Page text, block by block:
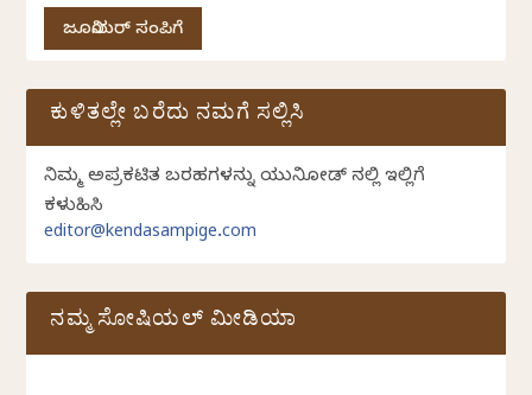
ಜೂನಿಯರ್ ಸಂಪಿಗೆ
ಕುಳಿತಲ್ಲೇ ಬರೆದು ನಮಗೆ ಸಲ್ಲಿಸಿ
ನಿಮ್ಮ ಅಪ್ರಕಟಿತ ಬರಹಗಳನ್ನು ಯುನಿಕೋಡ್ ನಲ್ಲಿ ಇಲ್ಲಿಗೆ
ಕಳುಹಿಸಿ
editor@kendasampige.com
ನಮ್ಮ ಸೋಷಿಯಲ್‌ ಮೀಡಿಯಾ